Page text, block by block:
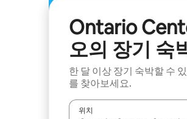
Ontario
오의 장기 숙
한 달 이상 장기 숙박할 수
를 찾아보세요.
위치